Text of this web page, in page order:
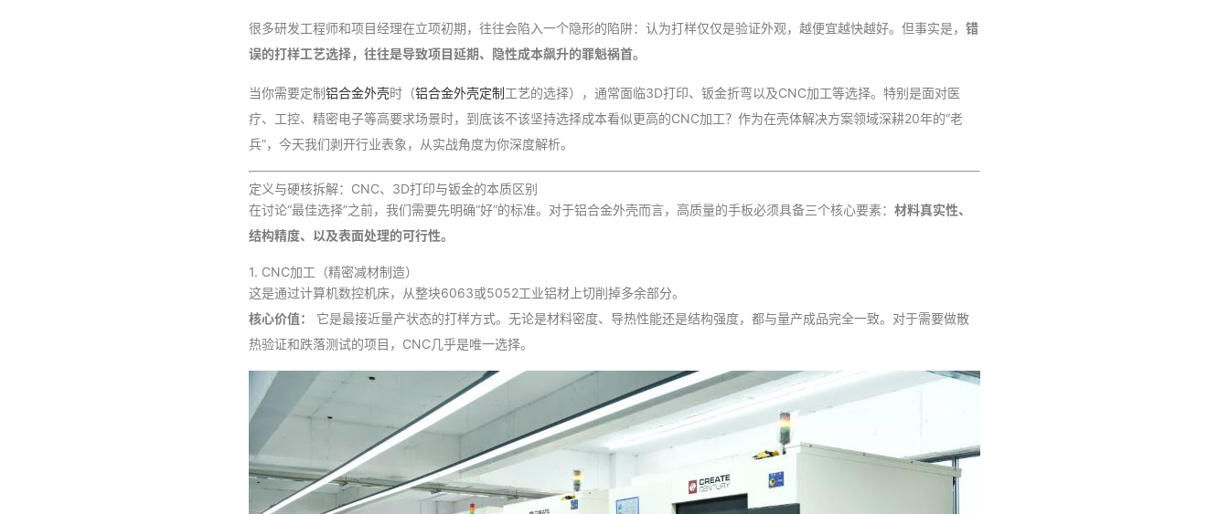
很多研发工程师和项目经理在立项初期，往往会陷入一个隐形的陷阱：认为打样仅仅是验证外观，越便宜越快越好。但事实是， 错
误的打样工艺选择，往往是导致项目延期、隐性成本飙升的罪魁祸首。
当你需要定制铝合金外壳时（铝合金外壳定制工艺的选择），通常面临3D打印、钣金折弯以及CNC加工等选择。特别是面对医
疗、工控、精密电子等高要求场景时，到底该不该坚持选择成本看似更高的CNC加工？作为在壳体解决方案领域深耕20年的“老
兵”，今天我们剥开行业表象，从实战角度为你深度解析。
定义与硬核拆解：CNC、3D打印与钣金的本质区别
在讨论“最佳选择”之前，我们需要先明确“好”的标准。对于铝合金外壳而言，高质量的手板必须具备三个核心要素： 材料真实性、
结构精度、以及表面处理的可行性。
1. CNC加工（精密减材制造）
这是通过计算机数控机床，从整块6063或5052工业铝材上切削掉多余部分。
核心价值：
它是最接近量产状态的打样方式。无论是材料密度、导热性能还是结构强度，都与量产成品完全一致。对于需要做散
热验证和跌落测试的项目，CNC几乎是唯一选择。